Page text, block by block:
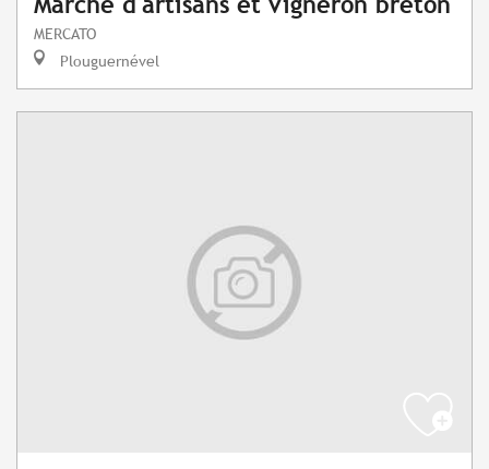
MERCATO
Plouguernével